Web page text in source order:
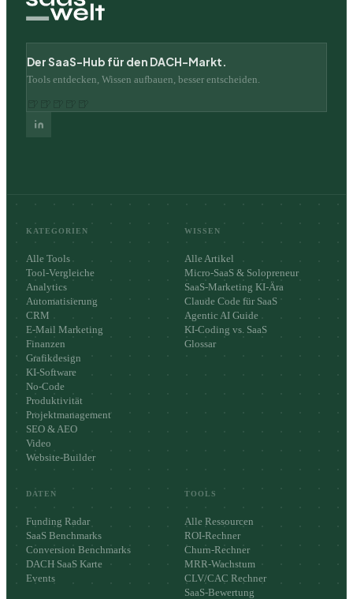
Der SaaS-Hub für den DACH-Markt.
Tools entdecken, Wissen aufbauen, besser entscheiden.
KATEGORIEN
Alle Tools
Tool-Vergleiche
Analytics
Automatisierung
CRM
E-Mail Marketing
Finanzen
Grafikdesign
KI-Software
No-Code
Produktivität
Projektmanagement
SEO & AEO
Video
Website-Builder
WISSEN
Alle Artikel
Micro-SaaS & Solopreneur
SaaS-Marketing KI-Ära
Claude Code für SaaS
Agentic AI Guide
KI-Coding vs. SaaS
Glossar
DATEN
Funding Radar
SaaS Benchmarks
Conversion Benchmarks
DACH SaaS Karte
Events
TOOLS
Alle Ressourcen
ROI-Rechner
Churn-Rechner
MRR-Wachstum
CLV/CAC Rechner
SaaS-Bewertung